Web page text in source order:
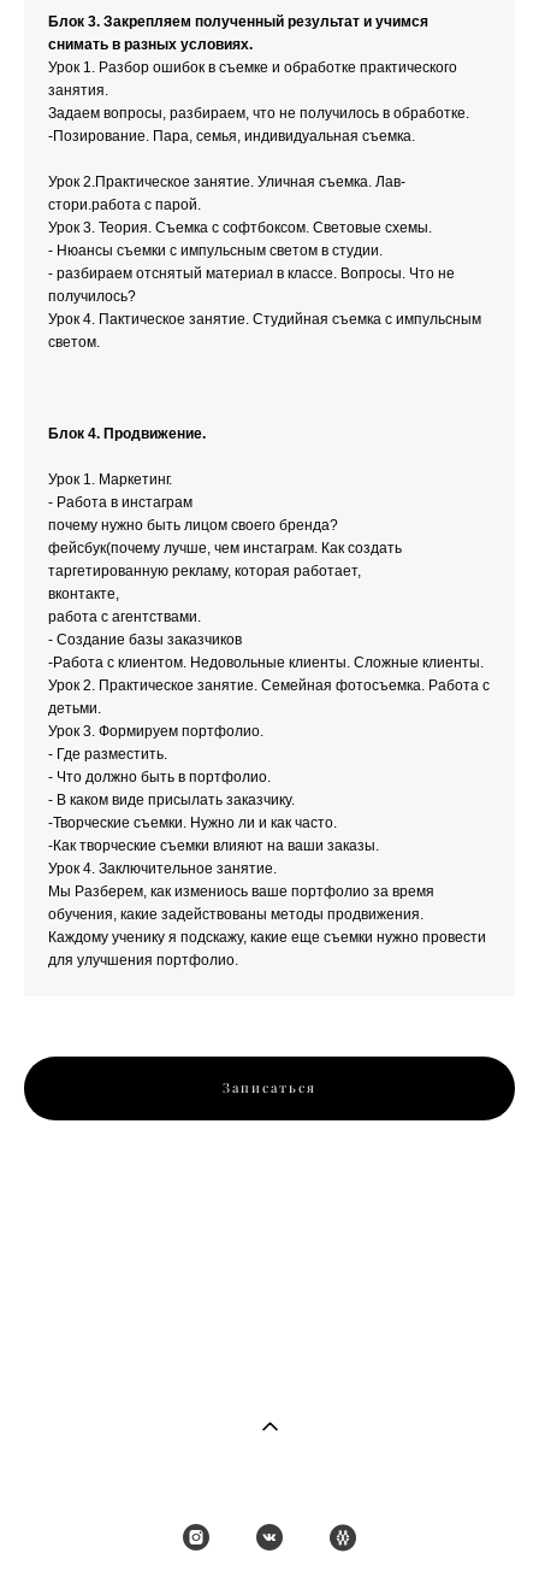
Блок 3. Закрепляем полученный результат и учимся
снимать в разных условиях.
Урок 1. Разбор ошибок в съемке и обработке практического
занятия.
Задаем вопросы, разбираем, что не получилось в обработке.
-Позирование. Пара, семья, индивидуальная съемка.
Урок 2.Практическое занятие. Уличная съемка. Лав-
стори.работа с парой.
Урок 3. Теория. Съемка с софтбоксом. Световые схемы.
- Нюансы съемки с импульсным светом в студии.
- разбираем отснятый материал в классе. Вопросы. Что не
получилось?
Урок 4. Пактическое занятие. Студийная съемка с импульсным
светом.
Блок 4. Продвижение.
Урок 1. Маркетинг.
- Работа в инстаграм
почему нужно быть лицом своего бренда?
фейсбук(почему лучше, чем инстаграм. Как создать
таргетированную рекламу, которая работает,
вконтакте,
работа с агентствами.
- Создание базы заказчиков
-Работа с клиентом. Недовольные клиенты. Сложные клиенты.
Урок 2. Практическое занятие. Семейная фотосъемка. Работа с
детьми.
Урок 3. Формируем портфолио.
- Где разместить.
- Что должно быть в портфолио.
- В каком виде присылать заказчику.
-Творческие съемки. Нужно ли и как часто.
-Как творческие съемки влияют на ваши заказы.
Урок 4. Заключительное занятие.
Мы Разберем, как измениось ваше портфолио за время
обучения, какие задействованы методы продвижения.
Каждому ученику я подскажу, какие еще съемки нужно провести
для улучшения портфолио.
Записаться